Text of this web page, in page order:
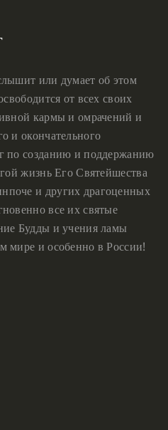
или думает об этом
от всех своих
кармы и омрачений и
и окончательного
по созданию и поддержанию
жизнь Его Святейшества
и других драгоценных
все их святые
Будды и учения ламы
мире и особенно в России!